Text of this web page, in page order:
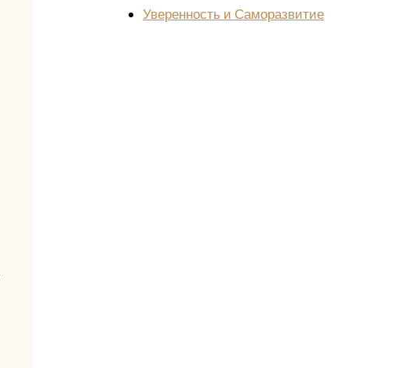
Уверенность и Саморазвитие